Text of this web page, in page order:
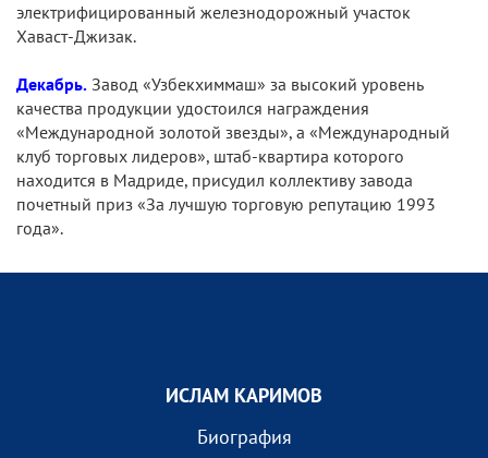
электрифицированный железнодорожный участок
Хаваст-Джизак.
Декабрь. Завод «Узбекхиммаш» за высокий уровень
качества продукции удостоился награждения
«Международной золотой звезды», а «Международный
клуб торговых лидеров», штаб-квартира которого
находится в Мадриде, присудил коллективу завода
почетный приз «За лучшую торговую репутацию 1993
года».
ИСЛАМ КАРИМОВ
Биография